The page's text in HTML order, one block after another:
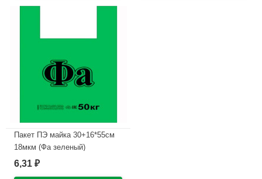
Пакет ПЭ майка 30+16*55см
18мкм (Фа зеленый)
В наличии
6,31 ₽